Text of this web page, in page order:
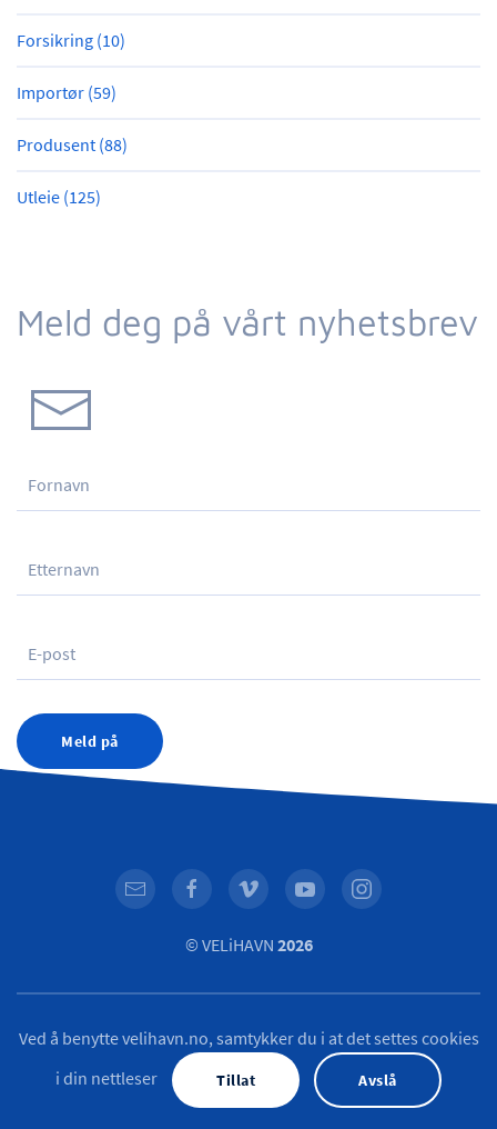
Forsikring (10)
Importør (59)
Produsent (88)
Utleie (125)
Meld deg på vårt nyhetsbrev
Meld på
© VELiHAVN 2026
Ved å benytte velihavn.no, samtykker du i at det settes cookies
i din nettleser
Tillat Avslå